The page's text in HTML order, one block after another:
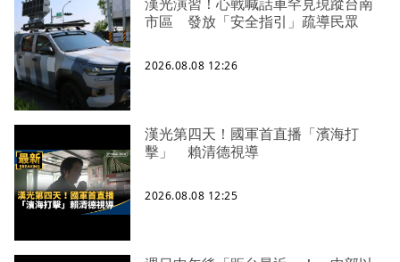
市區 發放「安全指引」疏導民眾
2026.08.08 12:26
漢光第四天！國軍首直播「濱海打
擊」 賴清德視導
2026.08.08 12:25